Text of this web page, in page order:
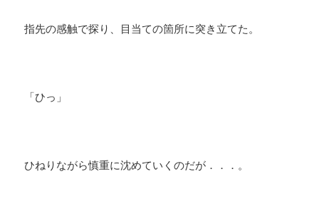
指先の感触で探り、目当ての箇所に突き立てた。
「ひっ」
ひねりながら慎重に沈めていくのだが．．．。